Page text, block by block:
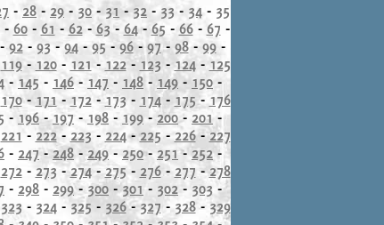
- 28 - 29 - 30- 31 - 32 - 33 - 34 - 35
- 60- 61 - 62- 63 - 64- 65 - 66- 67 -
- 92- 93 - 94- 95- 96-97- 98- 99-
119- 120- 121 - 122- 123 - 124- 125
- 145 - 146 - 147 - 148 - 149 - 150 -
170- 171 -172- 173 - 174- 175 - 176
- 196-197 - 198 - 199 - 200- 201 -
221 - 222- 223- 224-225 -226- 227
- 247-248 -249 - 250- 251 - 252-
272- 273-274-275- 276- 277 -278
- 298 - 299- 300 -301- 302 - 303 -
323 - 324- 325 - 326-327 - 328- 329